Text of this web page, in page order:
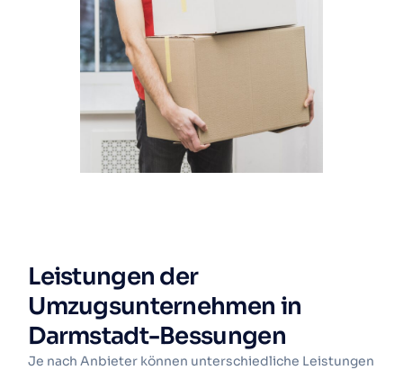
Leistungen der
Umzugsunternehmen in
Darmstadt-Bessungen
Je nach Anbieter können unterschiedliche Leistungen